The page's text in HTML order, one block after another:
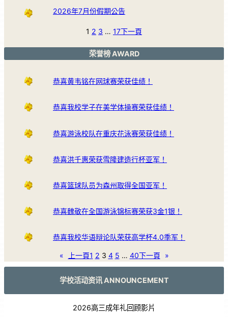
2026年7月份假期公告
1 2 3 … 17下一頁
荣誉榜 AWARD
恭喜黄韦铭在网球赛荣获佳绩！
恭喜我校学子在美学体操赛荣获佳绩！
恭喜游泳校队在重庆花泳赛荣获佳绩！
恭喜洪千惠荣获雪隆建造行杯亚军！
恭喜篮球队员为森州取得全国亚军！
恭喜魏敬在全国游泳锦标赛荣获3金1银！
恭喜我校华语辩论队荣获高学杯4.0季军！
« 上一頁1 2 3 4 5 … 40下一頁 »
学校活动资讯 ANNOUNCEMENT
2026高三成年礼回顾影片